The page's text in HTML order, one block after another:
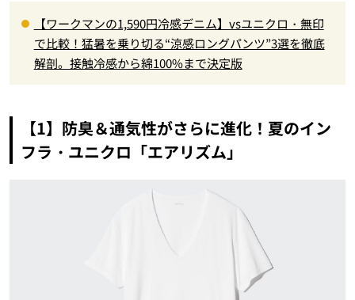
【ワークマンの1,590円冷感デニム】vsユニクロ・無印
で比較！猛暑を乗り切る“涼感ロングパンツ”3選を徹底
解剖。接触冷感から綿100%まで決定版
【1】防臭＆通気性がさらに進化！夏のイン
フラ・ユニクロ「エアリズム」